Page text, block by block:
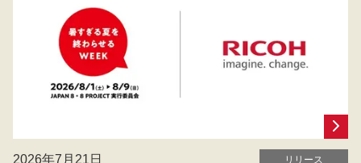
2026年7月21日 リリース